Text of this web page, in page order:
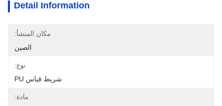
Detail Information
مكان المنشأ:
الصين
نوع:
شريط قياس PU
مادة: